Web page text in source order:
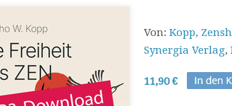
Von: Kopp,
Synergia Verlag,
11,90 €